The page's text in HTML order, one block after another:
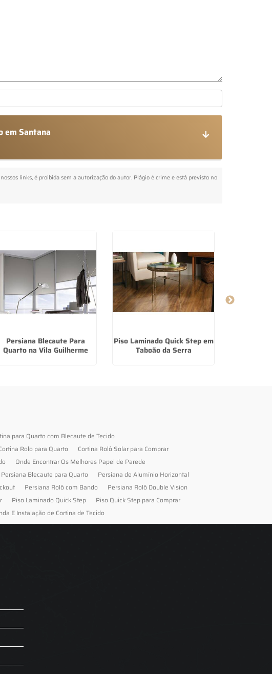
em Santana
links, é proibida sem a autorização do autor. Plágio é crime e está previsto no
Persiana Blecaute Para
Quarto na Vila Guilherme
Piso Laminado Quick Step em
Taboão da Serra
para Quarto com Blecaute de Tecido
Rolo para Quarto
Cortina Rolô Solar para Comprar
Onde Encontrar Os Melhores Papel de Parede
Persiana Blecaute para Quarto
Persiana de Alumínio Horizontal
Persiana Rolô com Bando
Persiana Rolô Double Vision
Piso Laminado Quick Step
Piso Quick Step para Comprar
E Instalação de Cortina de Tecido